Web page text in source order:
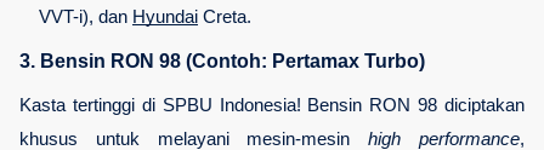
VVT-i), dan Hyundai Creta.
3. Bensin RON 98 (Contoh: Pertamax Turbo)
Kasta tertinggi di SPBU Indonesia! Bensin RON 98 diciptakan
khusus untuk melayani mesin-mesin high performance,